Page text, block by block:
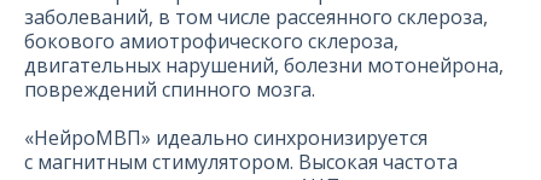
заболеваний, в том числе рассеянного склероза,
бокового амиотрофического склероза,
двигательных нарушений, болезни мотонейрона,
повреждений спинного мозга.
«НейроМВП» идеально синхронизируется
с магнитным стимулятором. Высокая частота